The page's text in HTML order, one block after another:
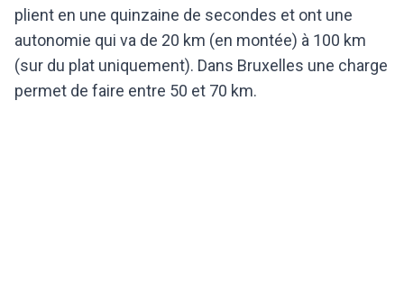
plient en une quinzaine de secondes et ont une
autonomie qui va de 20 km (en montée) à 100 km
(sur du plat uniquement). Dans Bruxelles une charge
permet de faire entre 50 et 70 km.